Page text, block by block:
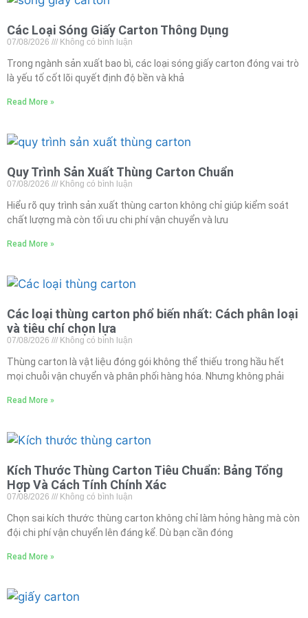
Các Loại Sóng Giấy Carton Thông Dụng
07/08/2026 Không có bình luận
Trong ngành sản xuất bao bì, các loại sóng giấy carton đóng vai trò
là yếu tố cốt lõi quyết định độ bền và khả
Read More »
Quy Trình Sản Xuất Thùng Carton Chuẩn
07/08/2026 Không có bình luận
Hiểu rõ quy trình sản xuất thùng carton không chỉ giúp kiểm soát
chất lượng mà còn tối ưu chi phí vận chuyển và lưu
Read More »
Các loại thùng carton phổ biến nhất: Cách phân loại
và tiêu chí chọn lựa
07/08/2026 Không có bình luận
Thùng carton là vật liệu đóng gói không thể thiếu trong hầu hết
mọi chuỗi vận chuyển và phân phối hàng hóa. Nhưng không phải
Read More »
Kích Thước Thùng Carton Tiêu Chuẩn: Bảng Tổng
Hợp Và Cách Tính Chính Xác
07/08/2026 Không có bình luận
Chọn sai kích thước thùng carton không chỉ làm hỏng hàng mà còn
đội chi phí vận chuyển lên đáng kể. Dù bạn cần đóng
Read More »